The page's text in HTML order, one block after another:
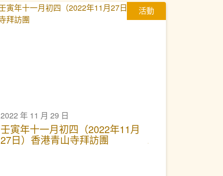
活動
2022 年 11 月 29 日
壬寅年十一月初四（2022年11月
27日）香港青山寺拜訪團